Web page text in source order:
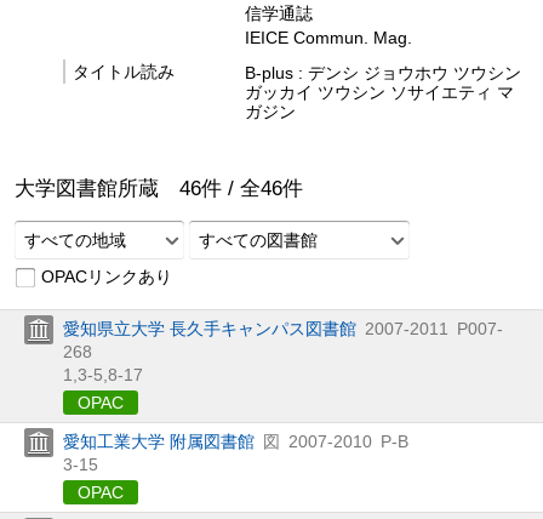
信学通誌
IEICE Commun. Mag.
タイトル読み
B-plus : デンシ ジョウホウ ツウシン
ガッカイ ツウシン ソサイエティ マ
ガジン
大学図書館所蔵 46件 / 全46件
すべての地域
すべての図書館
OPACリンクあり
愛知県立大学 長久手キャンパス図書館 2007-2011
P007-
268
1, 3-5, 8-17
OPAC
愛知工業大学 附属図書館 図 2007-2010 P-B
3-15
OPAC